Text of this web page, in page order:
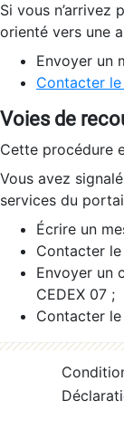
Si vous
orienté vers une
Envoyer un
Contacter
Voies de
Cette procédure
Vous avez
services du
Écrire un
Contacter
Envoyer un
CEDEX 07 ;
Contacter